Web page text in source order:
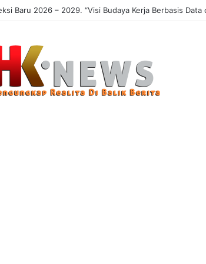
Perlinsos Digital di Surabaya Hampir 100 Persen